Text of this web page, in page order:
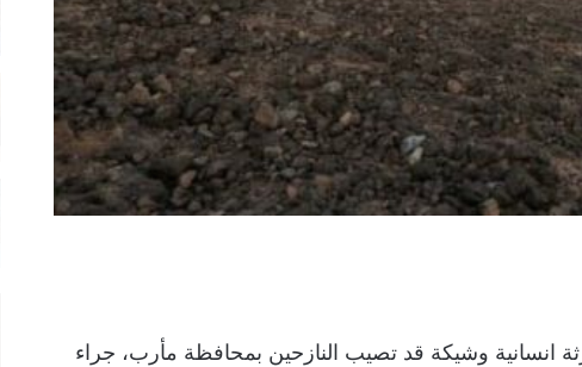
انسانية وشيكة قد تصيب النازحين بمحافظة مأرب، جراء